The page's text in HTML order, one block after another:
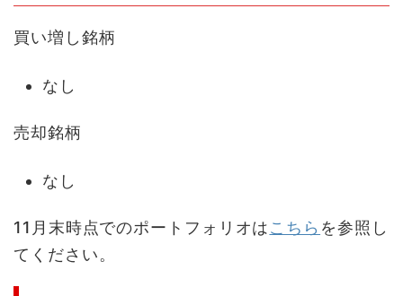
買い増し銘柄
なし
売却銘柄
なし
11月末時点でのポートフォリオはこちら を参照し
てください。